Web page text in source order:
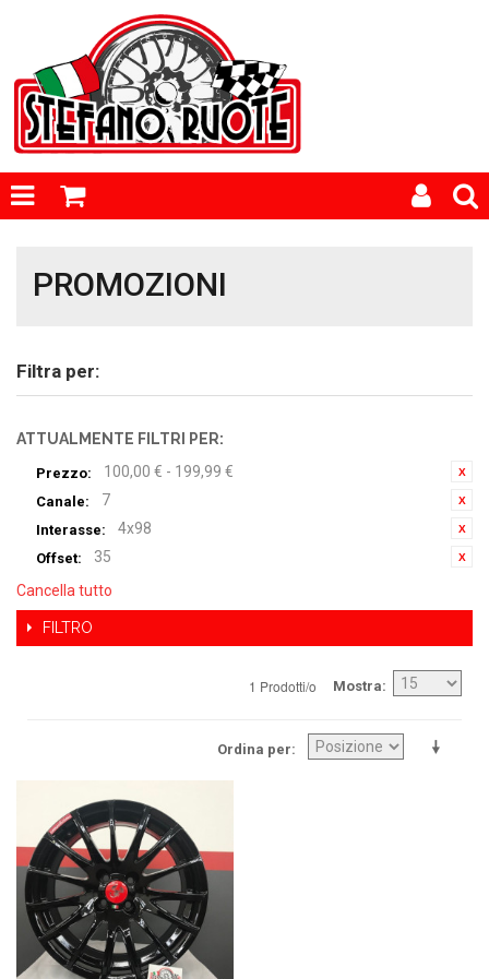
PROMOZIONI
Filtra per:
ATTUALMENTE FILTRI PER:
Prezzo: 100,00 € - 199,99 €
Canale: 7
Interasse: 4x98
Offset:
35
Cancella tutto
FILTRO
1 Prodotti/o Mostra
Ordina per